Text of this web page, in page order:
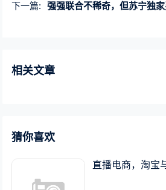
下一篇:
强强联合不稀奇，但苏宁独家
相关文章
猜你喜欢
直播电商，淘宝